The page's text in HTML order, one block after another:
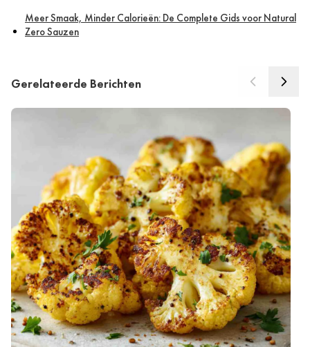
Meer Smaak, Minder Calorieën: De Complete Gids voor Natural
Zero Sauzen
Gerelateerde Berichten